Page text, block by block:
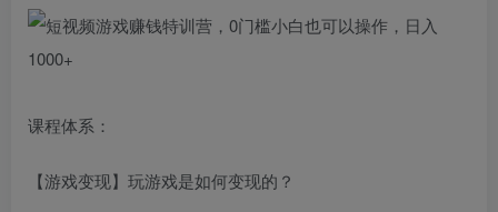
课程体系：
【游戏变现】玩游戏是如何变现的？